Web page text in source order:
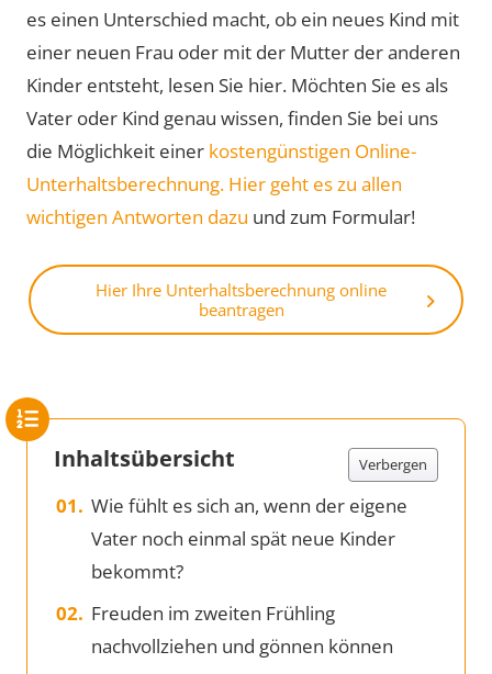
es einen Unterschied macht, ob ein neues Kind mit
einer neuen Frau oder mit der Mutter der anderen
Kinder entsteht, lesen Sie hier. Möchten Sie es als
Vater oder Kind genau wissen, finden Sie bei uns
die Möglichkeit einer kostengünstigen Online-
Unterhaltsberechnung. Hier geht es zu allen
wichtigen Antworten dazu und zum Formular!
Hier Ihre Unterhaltsberechnung online
beantragen
Inhaltsübersicht Verbergen
Wie fühlt es sich an, wenn der eigene
Vater noch einmal spät neue Kinder
bekommt?
Freuden im zweiten Frühling
nachvollziehen und gönnen können